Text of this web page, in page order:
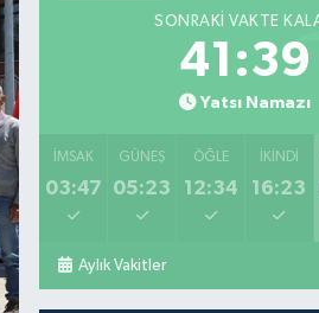
SONRAKI VAKTE
41:38
Yatsı Namazı
İMSAK
03:47
GÜNEŞ
05:23
ÖĞLE
12:34
İKINDI
16:23
Aylık Vakitler